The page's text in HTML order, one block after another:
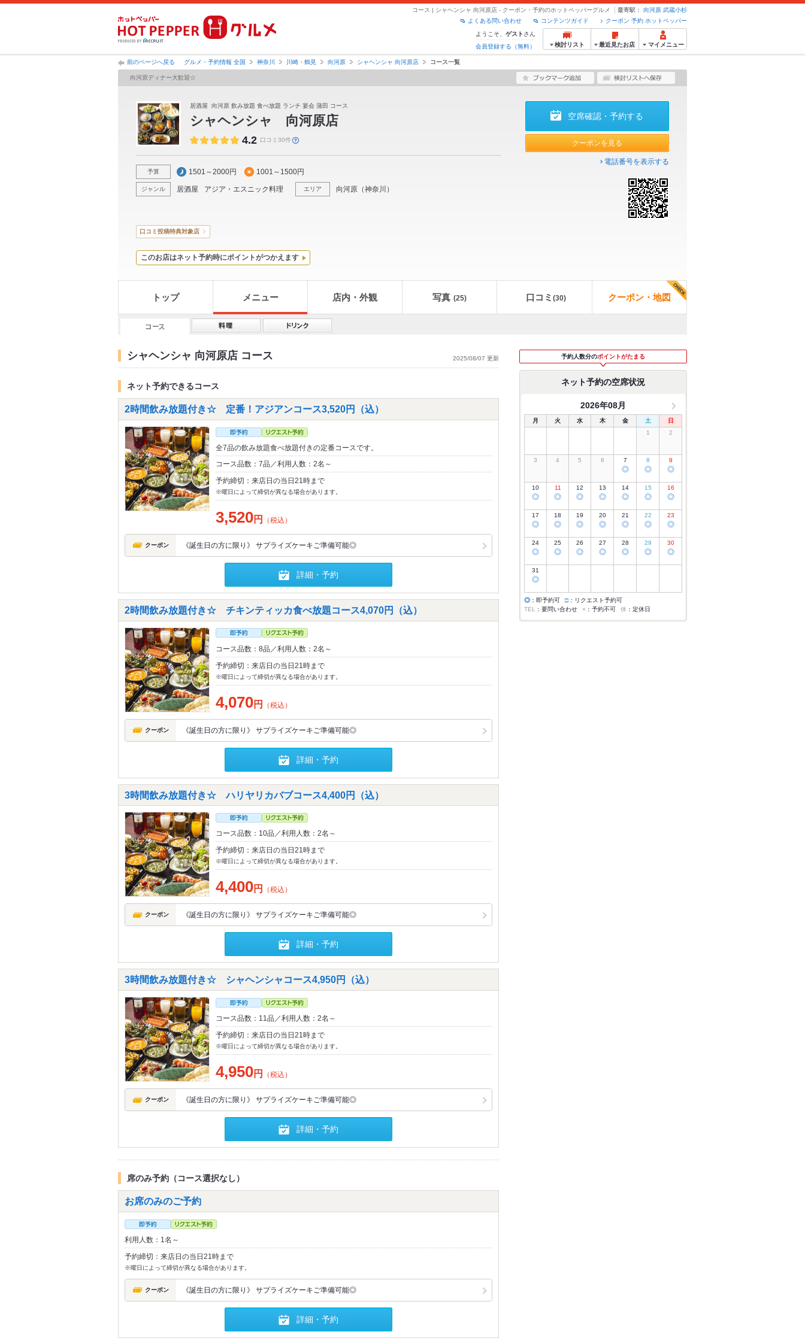
コース | シャヘンシャ 向河原店 - クーポン・予約のホットペッパーグルメ 最寄駅： 向河原 武蔵小杉
クーポン 予約 ホットペッパー
コンテンツガイド
よくある問い合わせ
ようこそ、 ゲスト さん
会員登録する（無料）
検討リスト 最近見たお店 マイメニュー
前のページへ戻る グルメ・予約情報 全国 神奈川 川崎・鶴見 向河原 シャヘンシャ 向河原店 コース一覧
向河原ディナー大歓迎☆
居酒屋 向河原 飲み放題 食べ放題 ランチ 宴会 蒲田 コース
シャヘンシャ 向河原店
4.2 口コミ30件
予算 1501～2000円 1001～1500円
ジャンル 居酒屋 アジア・エスニック料理 エリア 向河原 （神奈川 ）
空席確認・予約する
クーポンを見る
電話番号を表示する
口コミ投稿特典対象店
このお店はネット予約時にポイントがつかえます
トップ メニュー 店内・外観 写真 (25) 口コミ (30) クーポン・地図
シャヘンシャ 向河原店 コース 2025/08/07 更新
ネット予約できるコース
2時間飲み放題付き☆ 定番！アジアンコース3,520円（込）
全7品の飲み放題食べ放題付きの定番コースです。
コース品数：7品／利用人数：2名～
予約締切：来店日の当日21時まで
※曜日によって締切が異なる場合があります。
3,520円 （税込）
クーポン 《誕生日の方に限り》 サプライズケーキご準備可能◎
詳細・予約
2時間飲み放題付き☆ チキンティッカ食べ放題コース4,070円（込）
コース品数：8品／利用人数：2名～
予約締切：来店日の当日21時まで
※曜日によって締切が異なる場合があります。
4,070円 （税込）
クーポン 《誕生日の方に限り》 サプライズケーキご準備可能◎
詳細・予約
3時間飲み放題付き☆ ハリヤリカバブコース4,400円（込）
コース品数：10品／利用人数：2名～
予約締切：来店日の当日21時まで
※曜日によって締切が異なる場合があります。
4,400円 （税込）
クーポン 《誕生日の方に限り》 サプライズケーキご準備可能◎
詳細・予約
3時間飲み放題付き☆ シャヘンシャコース4,950円（込）
コース品数：11品／利用人数：2名～
予約締切：来店日の当日21時まで
※曜日によって締切が異なる場合があります。
4,950円 （税込）
クーポン 《誕生日の方に限り》 サプライズケーキご準備可能◎
詳細・予約
席のみ予約（コース選択なし）
お席のみのご予約
利用人数：1名～
予約締切：来店日の当日21時まで
※曜日によって締切が異なる場合があります。
クーポン 《誕生日の方に限り》 サプライズケーキご準備可能◎
詳細・予約
予約人数分のポイントがたまる
ネット予約の空席状況
2026年08月
月 火 水 木 金 土
日
1
2
3 4 5 6 7
◎
8
◎
9
◎
10
◎
11
◎
12
◎
13
◎
14
◎
15
◎
16
◎
17
◎
18
◎
19
◎
20
◎
21
◎
22
◎
23
◎
24
◎
25
◎
26
◎
27
◎
28
◎
29
◎
30
◎
31
◎
◎ ：即予約可 □ ：リクエスト予約可
TEL
：要問い合わせ × ：予約不可 休 ：定休日